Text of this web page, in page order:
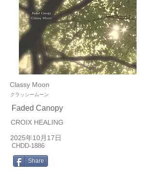
Classy Moon
クラッシームーン
Faded Canopy
CROIX HEALING
2025年10月17日
CHDD-1886
Share